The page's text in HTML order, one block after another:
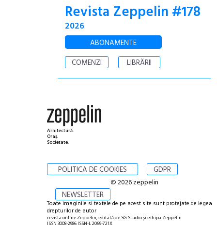
Revista Zeppelin #178
2026
ABONAMENTE
COMENZI
LIBRĂRII
Arhitectură.
Oraș.
Societate.
POLITICA DE COOKIES GDPR
NEWSLETTER
© 2026 zeppelin
Toate imaginile si textele de pe acest site sunt protejate de legea
drepturilor de autor
revista online Zeppelin, editată de SG Studio și echipa Zeppelin